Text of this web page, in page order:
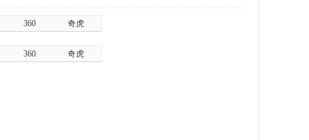
360 奇虎
360 奇虎